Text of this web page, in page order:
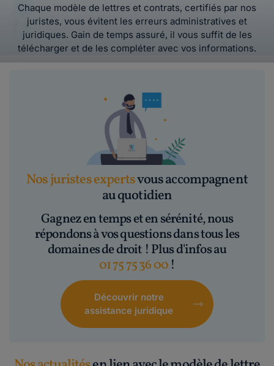
Chaque modèle de lettres et contrats, certifiés par nos
juristes, vous évitent les erreurs administratives et
juridiques. Gain de temps assuré, il vous suffit de les
télécharger et de les compléter avec vos informations.
Nos juristes expertsvous accompagnent
au quotidien
Gagnez en temps et en sérénité, nous
répondons à vos questions dans tous les
domaines de droit ! Plus d'infos au
01 75 75 36 00 !
Découvrir notre
assistance juridique